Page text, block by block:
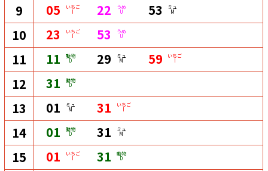
9 05 いちご
I 22 うめ
U 53 ミュ
M
10 23 いちご
I 53 うめ
U
11 11 動物
D 29 ミュ
M 59 いちご
I
12 31 動物
D
13 01 ミュ
M 31 いちご
I
14 01 動物
D 31 ミュ
M
15 01 いちご
I 31 動物
D